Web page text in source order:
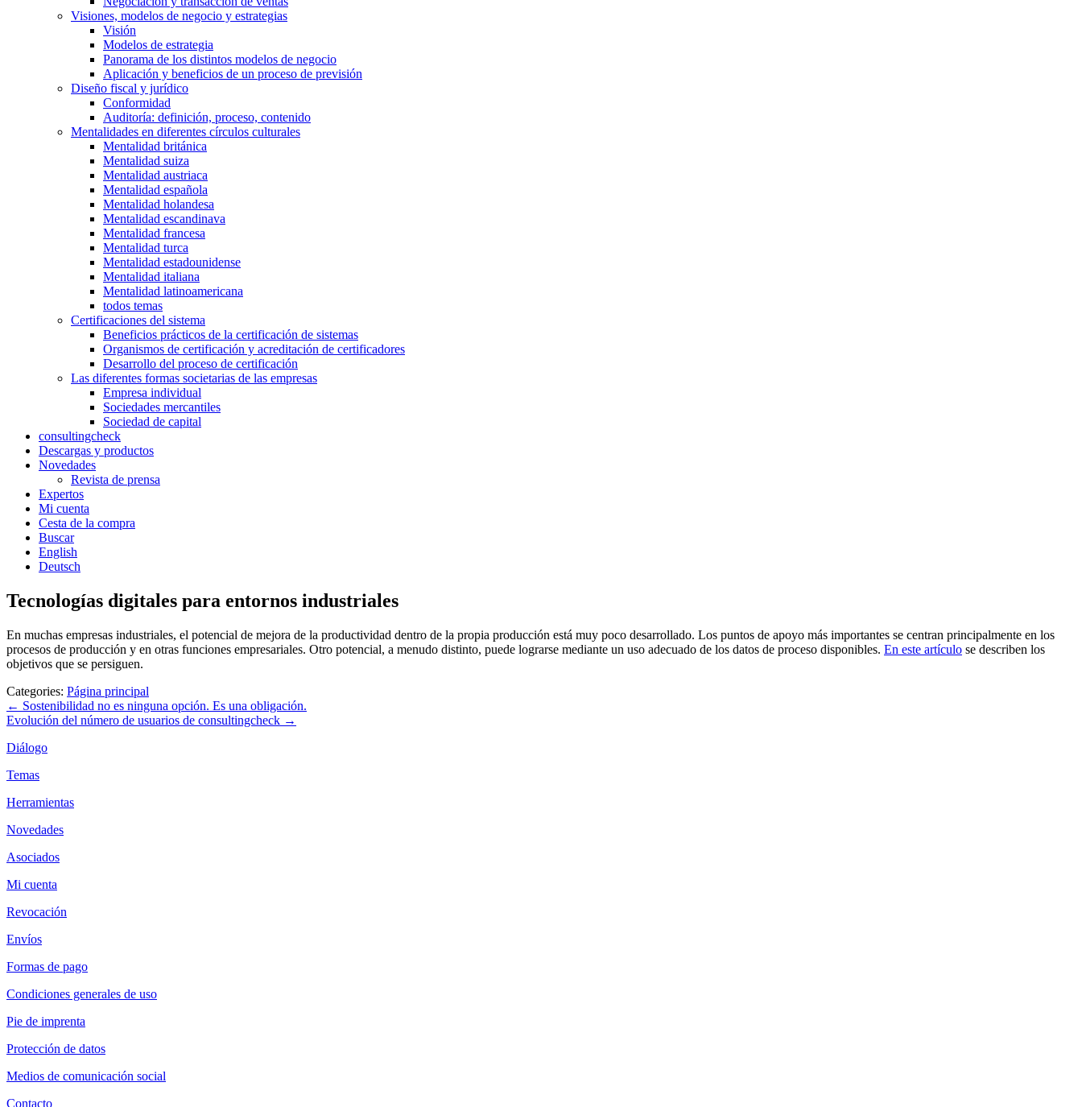
Visiones, modelos de negocio y estrategias
Visión
Modelos de estrategia
Panorama de los distintos modelos de negocio
Aplicación y beneficios de un proceso de previsión
Diseño fiscal y jurídico
Conformidad
Auditoría: definición, proceso, contenido
Mentalidades en diferentes círculos culturales
Mentalidad británica
Mentalidad suiza
Mentalidad austriaca
Mentalidad española
Mentalidad holandesa
Mentalidad escandinava
Mentalidad francesa
Mentalidad turca
Mentalidad estadounidense
Mentalidad italiana
Mentalidad latinoamericana
todos temas
Certificaciones del sistema
Beneficios prácticos de la certificación de sistemas
Organismos de certificación y acreditación de certificadores
Desarrollo del proceso de certificación
Las diferentes formas societarias de las empresas
Empresa individual
Sociedades mercantiles
Sociedad de capital
consultingcheck
Descargas y productos
Novedades
Revista de prensa
Expertos
Mi cuenta
Cesta de la compra
Buscar
English
Deutsch
Tecnologías digitales para entornos industriales
En muchas empresas industriales, el potencial de mejora de la productividad dentro de la propia producción está muy poco desarrollado. Los puntos de apoyo más importantes se centran principalmente en los
procesos de producción y en otras funciones empresariales. Otro potencial, a menudo distinto, puede lograrse mediante un uso adecuado de los datos de proceso disponibles. En este artículo se describen los
objetivos que se persiguen.
Categories: Página principal
Navegación
de
entradas
← Sostenibilidad no es ninguna opción. Es una obligación.
Evolución del número de usuarios de consultingcheck →
Diálogo
Temas
Herramientas
Novedades
Asociados
Mi cuenta
Revocación
Envíos
Formas de pago
Condiciones generales de uso
Pie de imprenta
Protección de datos
Medios de comunicación social
Contacto